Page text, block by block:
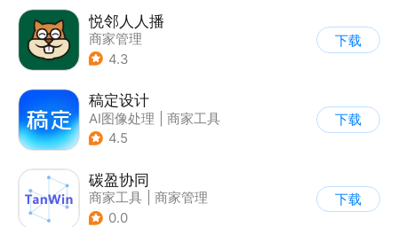
悦邻人人播
商家管理
4.3
下载
稿定设计
AI图像处理
商家工具
4.5
下载
碳盈协同
商家工具
商家管理
0.0
下载